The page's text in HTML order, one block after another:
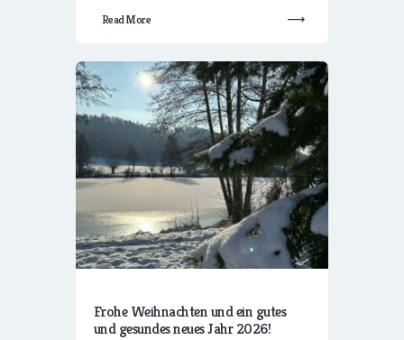
Read More
Frohe Weihnachten und ein gutes
und gesundes neues Jahr 2026!